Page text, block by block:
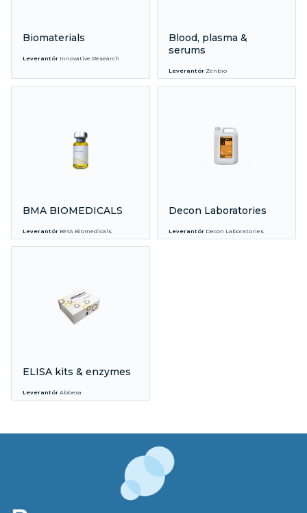
Biomaterials
Leverantör Innovative Research
Blood, plasma &
serums
Leverantör Zenbio
BMA BIOMEDICALS
Leverantör BMA Biomedicals
Decon Laboratories
Leverantör Decon Laboratories
ELISA kits & enzymes
Leverantör Abbexa